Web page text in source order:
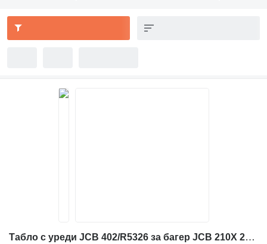
Табло с уреди JCB 402/R5326 за багер JCB 210X 220X 130X 140X